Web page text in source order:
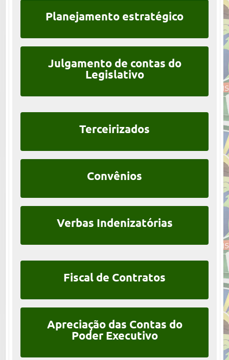
Planejamento estratégico
Julgamento de contas do
Legislativo
Terceirizados
Convênios
Verbas Indenizatórias
Fiscal de Contratos
Apreciação das Contas do
Poder Executivo